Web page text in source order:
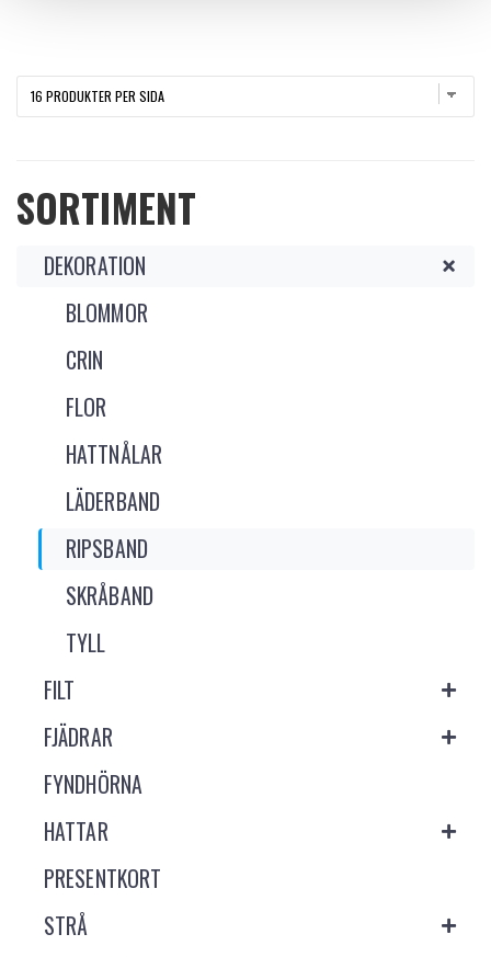
SORTIMENT
DEKORATION
BLOMMOR
CRIN
FLOR
HATTNÅLAR
LÄDERBAND
RIPSBAND
SKRÅBAND
TYLL
FILT
FJÄDRAR
FYNDHÖRNA
HATTAR
PRESENTKORT
STRÅ